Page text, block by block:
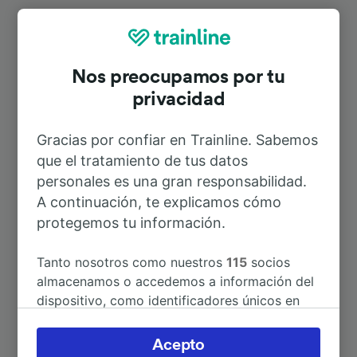
Rutas más populares desde
A Hamburg Hbf
A Amsterdam 6h 48min
A Berlín 2h 12min
A Bad Kleinen 40min
Nos preocupamos por tu
privacidad
Gracias por confiar en Trainline. Sabemos
que el tratamiento de tus datos
personales es una gran responsabilidad.
A continuación, te explicamos cómo
protegemos tu información.
Tanto nosotros como nuestros115 socios
almacenamos o accedemos a información del
dispositivo, como identificadores únicos en
Puedes aceptar o administrar tus preferencias
Acepto